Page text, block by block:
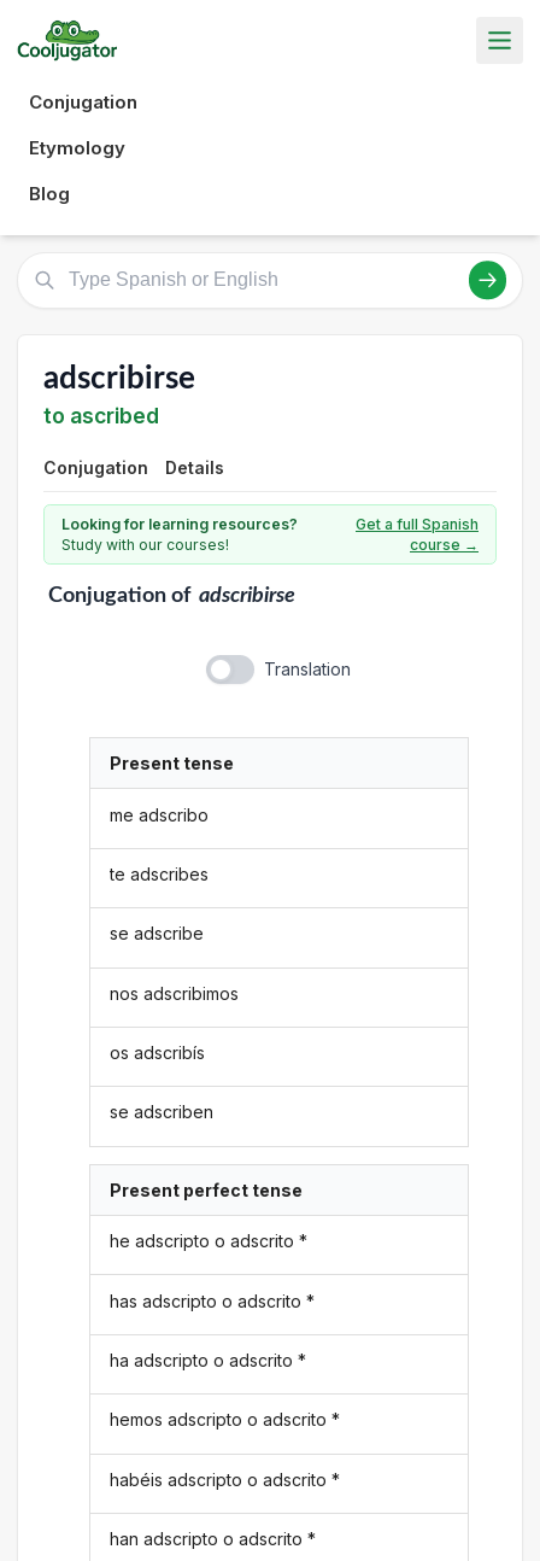
Conjugation
Etymology
Blog
adscribirse
to ascribed
Conjugation Details
Looking for learning resources?
Study with our courses!
Get a full Spanish
course →
Conjugationof adscribirse
Translation
Present tense
me adscribo
te adscribes
se adscribe
nos adscribimos
os adscribís
se adscriben
Present perfect tense
he adscripto o adscrito *
has adscripto o adscrito *
ha adscripto o adscrito *
hemos adscripto o adscrito *
habéis adscripto o adscrito *
han adscripto o adscrito *